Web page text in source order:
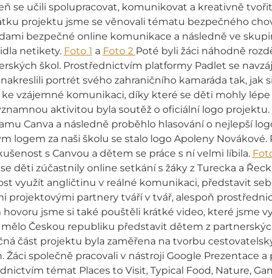
se učili spolupracovat, komunikovat a kreativně
projektu jsme se věnovali tématu bezpečného
bezpečné online komunikace a následně ve
netikety. Foto 1 a Foto 2 Poté byli žáci náhodně
škol. Prostřednictvím platformy Padlet se
portrét svého zahraničního kamaráda tak, jak
ke vzájemné komunikaci, díky které se děti mohly lépe
aktivitou byla soutěž o oficiální logo
Canva a následně proběhlo hlasování o nejlepší
logem za naši školu se stalo logo Apoleny
s Canvou a dětem se práce s ní velmi líbila.
se děti zúčastnily online setkání s žáky z Turecka a
využít angličtinu v reálné komunikaci, představit
projektovými partnery tváří v tvář, alespoň
hovoru jsme si také pouštěli krátké video, které jsme
Českou republiku představit dětem z
část projektu byla zaměřena na tvorbu
Žáci společně pracovali v nástroji Google Prezentace
témat Places to Visit, Typical Food, Nature,